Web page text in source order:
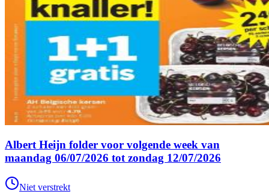
Albert Heijn folder voor volgende week van
maandag 06/07/2026 tot zondag 12/07/2026
Niet verstrekt